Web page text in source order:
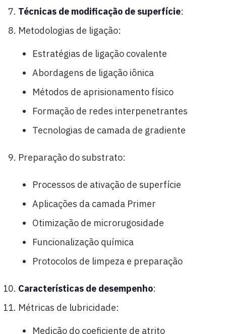
Técnicas de modificação de superfície:
Metodologias de ligação:
Estratégias de ligação covalente
Abordagens de ligação iônica
Métodos de aprisionamento físico
Formação de redes interpenetrantes
Tecnologias de camada de gradiente
Preparação do substrato:
Processos de ativação de superfície
Aplicações da camada Primer
Otimização de microrugosidade
Funcionalização química
Protocolos de limpeza e preparação
Características de desempenho:
Métricas de lubricidade:
Medição do coeficiente de atrito